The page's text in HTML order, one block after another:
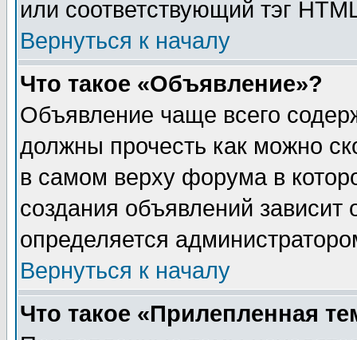
или соответствующий тэг
Вернуться к началу
Что такое «Объявление»?
Объявление чаще всего
должны прочесть как можно
в самом верху форума в
создания объявлений зависит
определяется
Вернуться к началу
Что такое «Прилепленная